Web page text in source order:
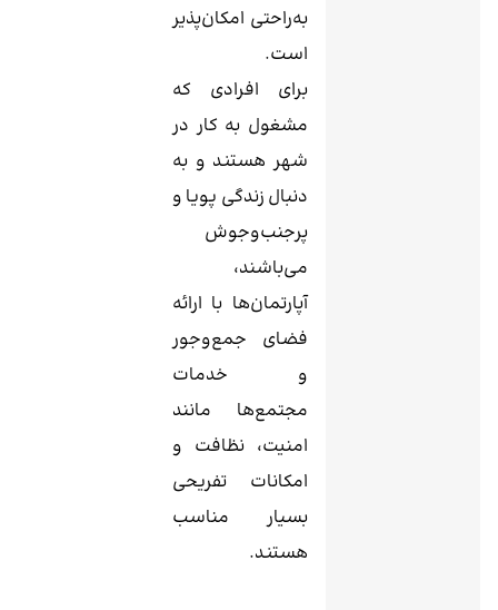
به‌راحتی امکان‌پذیر
است.
برای افرادی که
مشغول به کار در
شهر هستند و به
دنبال زندگی پویا و
پرجنب‌وجوش
می‌باشند،
آپارتمان‌ها با ارائه
فضای جمع‌وجور
و خدمات
مجتمع‌ها مانند
امنیت، نظافت و
امکانات تفریحی
بسیار مناسب
هستند.